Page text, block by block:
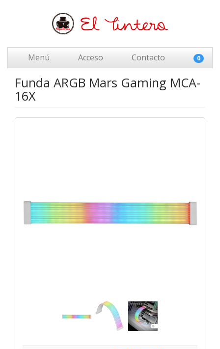
Menú Acceso Contacto 0
Funda ARGB Mars Gaming MCA-
16X